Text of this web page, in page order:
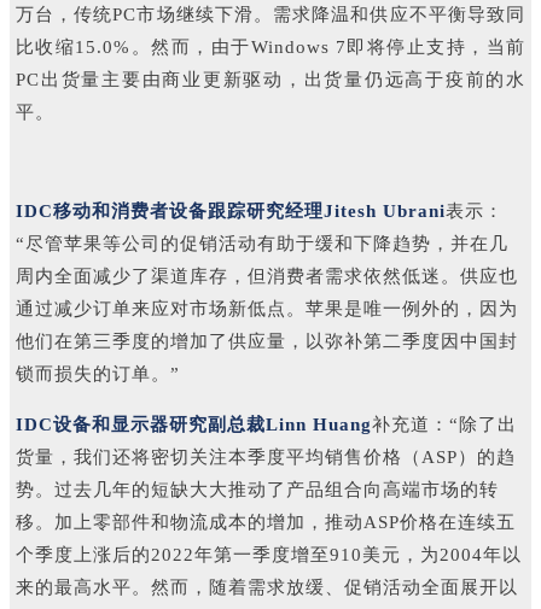
万台，传统PC市场继续下滑。需求降温和供应不平衡导致同
比收缩15.0%。然而，由于Windows 7即将停止支持，当前
PC出货量主要由商业更新驱动，出货量仍远高于疫前的水
平。
IDC移动和消费者设备跟踪研究经理Jitesh Ubrani表示：
“尽管苹果等公司的促销活动有助于缓和下降趋势，并在几
周内全面减少了渠道库存，但消费者需求依然低迷。供应也
通过减少订单来应对市场新低点。苹果是唯一例外的，因为
他们在第三季度的增加了供应量，以弥补第二季度因中国封
锁而损失的订单。”
IDC设备和显示器研究副总裁Linn Huang补充道：“除了出
货量，我们还将密切关注本季度平均销售价格（ASP）的趋
势。过去几年的短缺大大推动了产品组合向高端市场的转
移。加上零部件和物流成本的增加，推动ASP价格在连续五
个季度上涨后的2022年第一季度增至910美元，为2004年以
来的最高水平。然而，随着需求放缓、促销活动全面展开以